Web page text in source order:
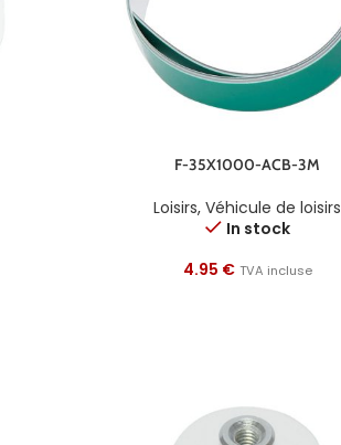
F-35X1000-ACB-3M
Loisirs,Véhicule de loisirs
In stock
4.95 € TVA incluse